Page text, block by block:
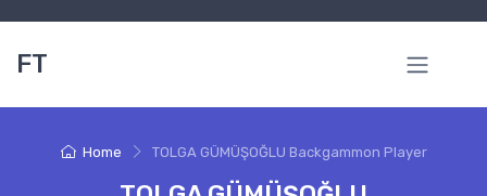
FT
Home TOLGA GÜMÜŞOĞLU Backgammon Player